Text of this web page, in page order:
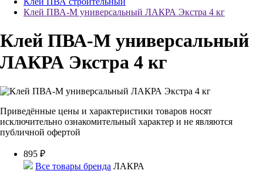
Клей ПВА-М универсальный ЛАКРА Экстра 4 кг
Клей ПВА-М универсальный
ЛАКРА Экстра 4 кг
Приведённые цены и характеристики товаров носят
исключительно ознакомительный характер и не являются
публичной офертой
895 ₽
Все товары бренда ЛАКРА